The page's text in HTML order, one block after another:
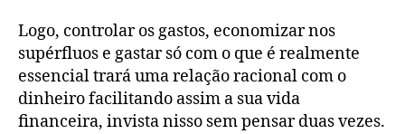
Logo, controlar os gastos, economizar nos
supérfluos e gastar só com o que é realmente
essencial trará uma relação racional com o
dinheiro facilitando assim a sua vida
financeira, invista nisso sem pensar duas vezes.